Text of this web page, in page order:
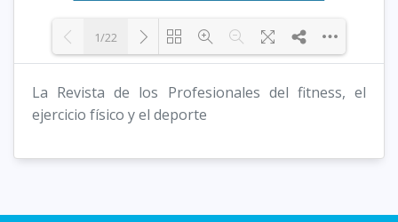
Loading PDF 45% ...
1/22
La Revista de los Profesionales del fitness, el
ejercicio físico y el deporte